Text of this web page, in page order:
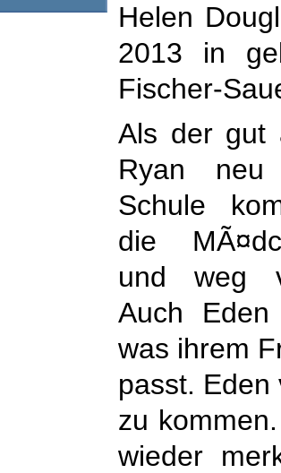
Helen
2013 in
Fischer-
Als der gut
Ryan
Schule
die
und weg
Auch
was ihrem
passt.
zu
wieder